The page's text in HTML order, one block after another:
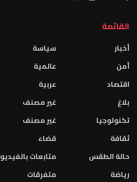
القائمة
أخبار
أمن
اقتصاد
بلاغ
تكنولوجيا
ثقافة
حالة الطقس
رياضة
سياسة
عالمية
عربية
غير مصنف
غير مصنف
قضاء
متابعات بالفيديو
متفرقات